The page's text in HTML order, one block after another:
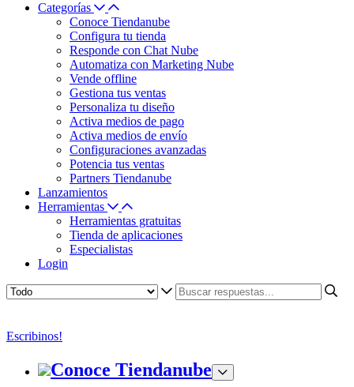
Categorías
Conoce Tiendanube
Configura tu tienda
Responde con Chat Nube
Automatiza con Marketing Nube
Vende offline
Gestiona tus ventas
Personaliza tu diseño
Activa medios de pago
Activa medios de envío
Configuraciones avanzadas
Potencia tus ventas
Partners Tiendanube
Lanzamientos
Herramientas
Herramientas gratuitas
Tienda de aplicaciones
Especialistas
Login
Escribinos!
Conoce Tiendanube